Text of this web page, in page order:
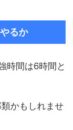
るか
時間は6時間と
かもしれませ